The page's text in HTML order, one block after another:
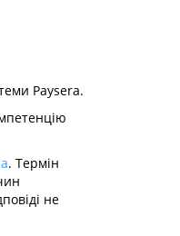
Paysera.
. Термін
не